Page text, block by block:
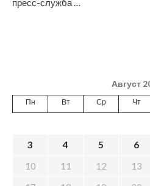
пресс-служба …
Август
Пн Вт Ср Чт
3
4 5 6
10
11 12 13